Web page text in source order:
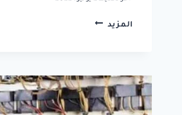
المزيد شركه